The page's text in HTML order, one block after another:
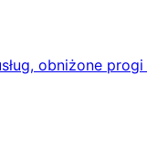
obniżone